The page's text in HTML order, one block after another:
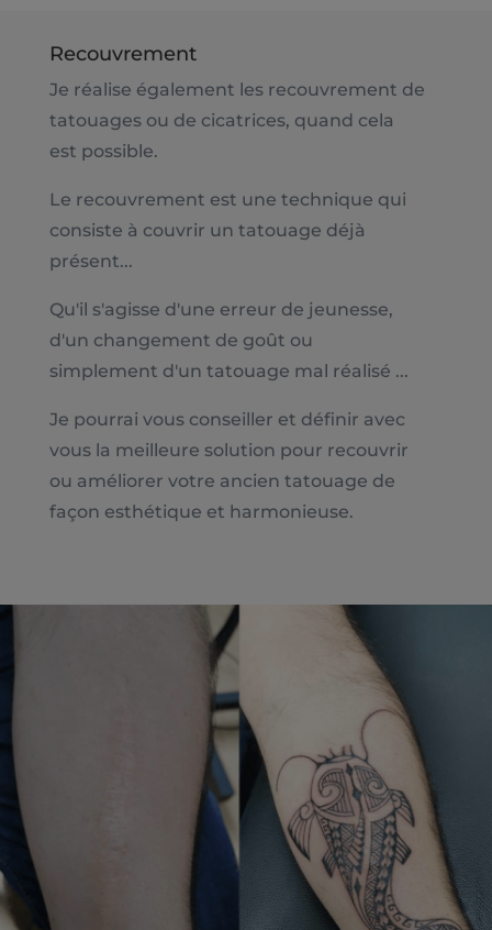
Recouvrement
Je réalise également les recouvrement de
tatouages ou de cicatrices, quand cela
est possible.
Le recouvrement est une technique qui
consiste à couvrir un tatouage déjà
présent...
Qu'il s'agisse d'une erreur de jeunesse,
d'un changement de goût ou
simplement d'un tatouage mal réalisé ...
Je pourrai vous conseiller et définir avec
vous la meilleure solution pour recouvrir
ou améliorer votre ancien tatouage de
façon esthétique et harmonieuse.